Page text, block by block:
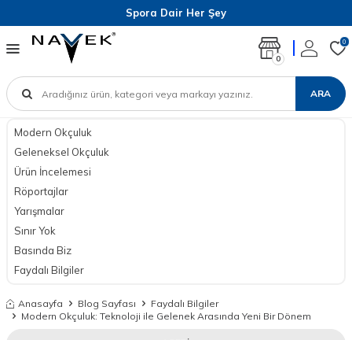
Spora Dair Her Şey
ARA
0
0
Modern Okçuluk
Geleneksel Okçuluk
Ürün İncelemesi
Röportajlar
Yarışmalar
Sınır Yok
Basında Biz
Faydalı Bilgiler
Anasayfa Blog Sayfası
Faydalı Bilgiler
Modern Okçuluk: Teknoloji ile Gelenek Arasında Yeni Bir Dönem